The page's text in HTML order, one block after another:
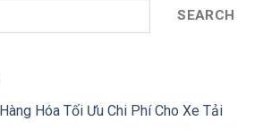
SEARCH
Hóa Tối Ưu Chi Phí Cho Xe Tải